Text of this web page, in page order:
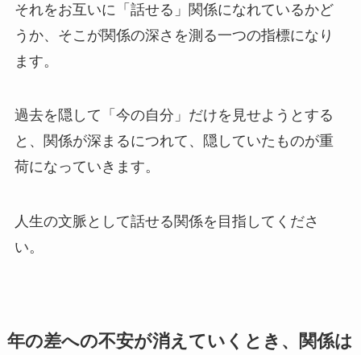
それをお互いに「話せる」関係になれているかど
うか、そこが関係の深さを測る一つの指標になり
ます。
過去を隠して「今の自分」だけを見せようとする
と、関係が深まるにつれて、隠していたものが重
荷になっていきます。
人生の文脈として話せる関係を目指してくださ
い。
年の差への不安が消えていくとき、関係は